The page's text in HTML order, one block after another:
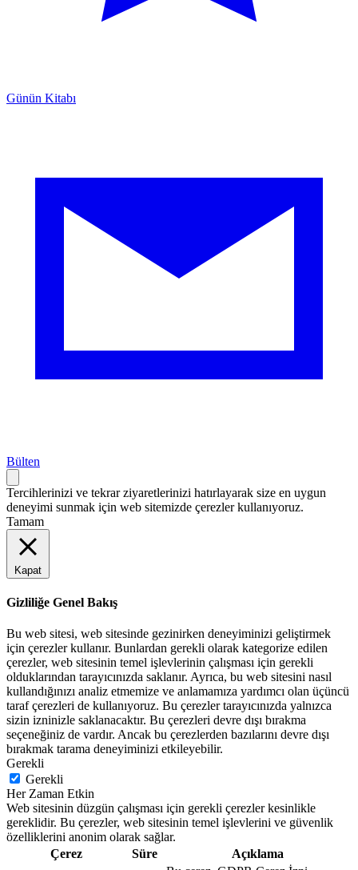
Günün Kitabı
Bülten
Tercihlerinizi ve tekrar ziyaretlerinizi hatırlayarak size en uygun
deneyimi sunmak için web sitemizde çerezler kullanıyoruz.
Tamam
Kapat
Gizliliğe Genel Bakış
Bu web sitesi, web sitesinde gezinirken deneyiminizi geliştirmek
için çerezler kullanır. Bunlardan gerekli olarak kategorize edilen
çerezler, web sitesinin temel işlevlerinin çalışması için gerekli
olduklarından tarayıcınızda saklanır. Ayrıca, bu web sitesini nasıl
kullandığınızı analiz etmemize ve anlamamıza yardımcı olan üçüncü
taraf çerezleri de kullanıyoruz. Bu çerezler tarayıcınızda yalnızca
sizin izninizle saklanacaktır. Bu çerezleri devre dışı bırakma
seçeneğiniz de vardır. Ancak bu çerezlerden bazılarını devre dışı
bırakmak tarama deneyiminizi etkileyebilir.
Gerekli
Gerekli
Her Zaman Etkin
Web sitesinin düzgün çalışması için gerekli çerezler kesinlikle
gereklidir. Bu çerezler, web sitesinin temel işlevlerini ve güvenlik
özelliklerini anonim olarak sağlar.
Çerez
Süre Açıklama